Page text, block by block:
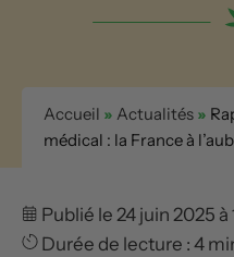
Accueil » Actualités »
médical : la France à
Publié le 24 juin 2025 à
Durée de lecture : 4